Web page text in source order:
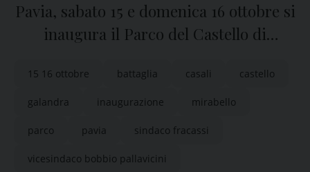
Pavia, sabato 15 e domenica 16 ottobre si
inaugura il Parco del Castello di
15 16 ottobre battaglia casali castello
galandra inaugurazione mirabello
parco pavia sindaco fracassi
vicesindaco bobbio pallavicini